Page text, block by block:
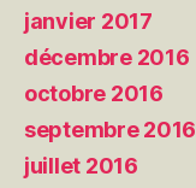
janvier 2017
décembre 2016
octobre 2016
septembre 2016
juillet 2016